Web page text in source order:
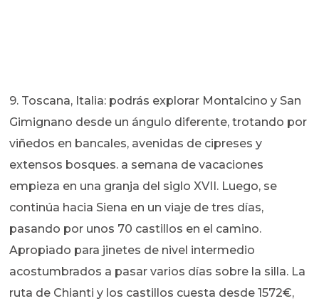
9. Toscana, Italia: podrás explorar Montalcino y San
Gimignano desde un ángulo diferente, trotando por
viñedos en bancales, avenidas de cipreses y
extensos bosques. a semana de vacaciones
empieza en una granja del siglo XVII. Luego, se
continúa hacia Siena en un viaje de tres días,
pasando por unos 70 castillos en el camino.
Apropiado para jinetes de nivel intermedio
acostumbrados a pasar varios días sobre la silla. La
ruta de Chianti y los castillos cuesta desde 1572€,